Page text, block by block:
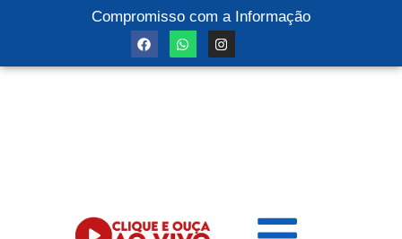
Compromisso com a Informação